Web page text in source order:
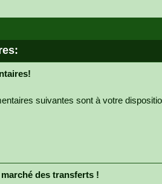
suivantes sont à votre
des transferts !